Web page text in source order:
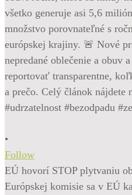
•
Follow
EÚ hovorí STOP plytvaniu
Európskej komisie sa v EÚ